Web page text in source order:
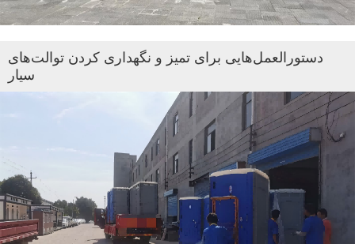
دستورالعمل‌هایی برای تمیز و نگهداری کردن توالت‌های
سیار